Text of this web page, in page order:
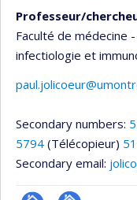
Professeur/
Faculté de médecine
infectiologie et
Secondary numbers:
5794 (Télécopieur)
Secondary email: